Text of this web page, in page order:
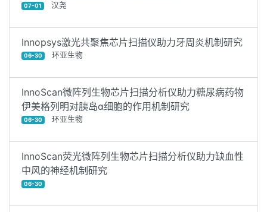
07-01 汉尧
Innopsys激光共聚焦芯片扫描仪助力牙周炎机制研究
06-30 环亚生物
InnoScan微阵列生物芯片扫描分析仪助力糖尿病药物
伊美格列明对胰岛α细胞的作用机制研究
06-30 环亚生物
InnoScan荧光微阵列生物芯片扫描分析仪助力缺血性
中风的神经机制研究
06-30